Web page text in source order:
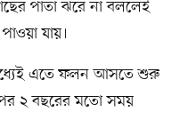
পাতা ঝরে না বললেই
যায়।
এতে ফলন আসতে শুরু
২ বছরের মতো সময়